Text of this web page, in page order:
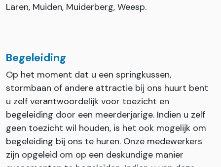
Laren, Muiden, Muiderberg, Weesp.
Begeleiding
Op het moment dat u een springkussen,
stormbaan of andere attractie bij ons huurt bent
u zelf verantwoordelijk voor toezicht en
begeleiding door een meerderjarige. Indien u zelf
geen toezicht wil houden, is het ook mogelijk om
begeleiding bij ons te huren. Onze medewerkers
zijn opgeleid om op een deskundige manier